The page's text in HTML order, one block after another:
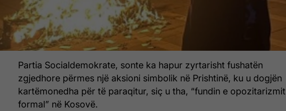
Partia Socialdemokrate, sonte ka hapur zyrtarisht fushatën
zgjedhore përmes një aksioni simbolik në Prishtinë, ku u dogjën
kartëmonedha për të paraqitur, siç u tha, “fundin e opozitarizmit
formal” në Kosovë.